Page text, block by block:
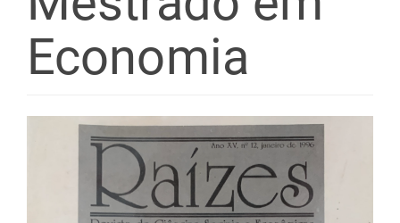
Economia
Barra
lateral